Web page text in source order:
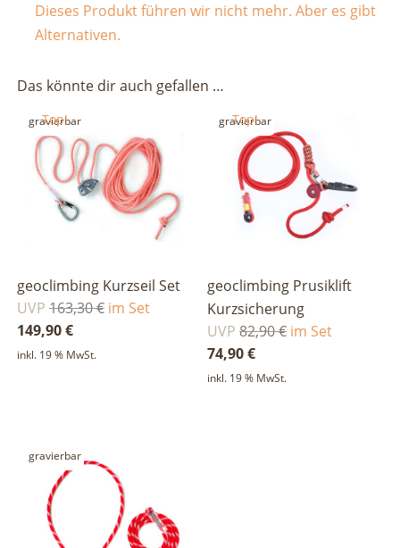
Dieses Produkt führen wir nicht mehr. Aber es gibt
Alternativen.
Das könnte dir auch gefallen …
gravierbar
Top!
geoclimbing Kurzseil Set
UVP 163,30€ Ursprünglicher
im Set
149,90€Aktueller
Preis
inkl. 19 % MwSt.
gravierbar
Top!
geoclimbing Prusiklift
Kurzsicherung
UVP 82,90€ Ursprünglicher
im Set
74,90€Aktueller
Preis
inkl. 19 % MwSt.
gravierbar